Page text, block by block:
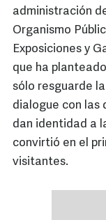
administración
Organismo
Exposiciones y
que ha
sólo resguarde
dialogue con las
dan identidad a
convirtió en el
visitantes.